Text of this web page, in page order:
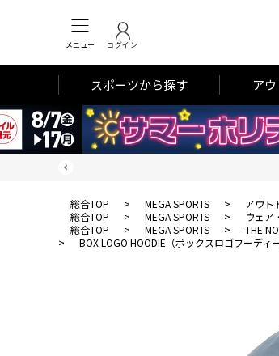
メニュー ログイン
スポーツから探す ア
総合TOP > MEGA SPORTS > アウト
総合TOP
> MEGA SPORTS > ウェア
総合TOP
> MEGA SPORTS > THE
>
BOX LOGO HOODIE（ボックスロゴフーディー